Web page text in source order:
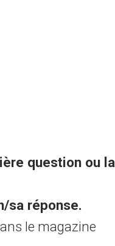
question ou la
sa réponse.
le magazine